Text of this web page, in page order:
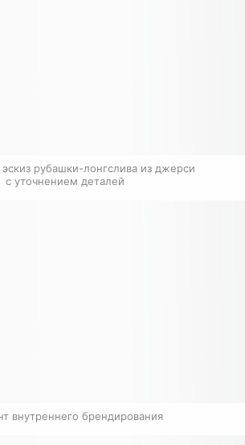
рубашки-лонгслива из джерси
с уточнением деталей
внутреннего брендирования